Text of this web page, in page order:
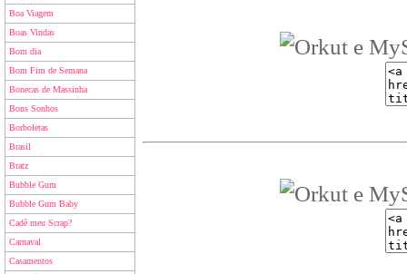
Boa Viagem
Boas Vindas
Bom dia
Bom Fim de Semana
Bonecas de Massinha
Bons Sonhos
Borboletas
Brasil
Bratz
Bubble Gum
Bubble Gum Baby
Cadê meu Scrap?
Carnaval
Casamentos